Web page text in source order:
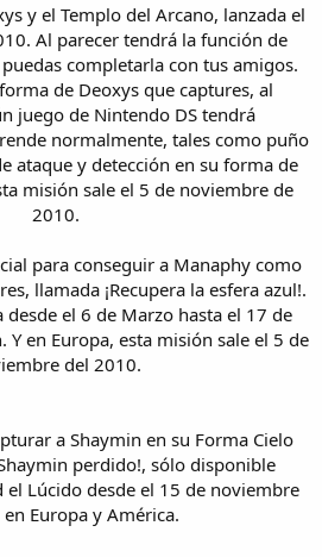
y el Templo del Arcano, lanzada el
Al parecer tendrá la función de
completarla con tus amigos.
de Deoxys que captures, al
juego de Nintendo DS tendrá
normalmente, tales como puño
ataque y detección en su forma de
misión sale el 5 de noviembre de
2010.
para conseguir a Manaphy como
llamada ¡Recupera la esfera azul!.
desde el 6 de Marzo hasta el 17 de
Y en Europa, esta misión sale el 5 de
del 2010.
a Shaymin en su Forma Cielo
perdido!, sólo disponible
el Lúcido desde el 15 de noviembre
Europa y América.